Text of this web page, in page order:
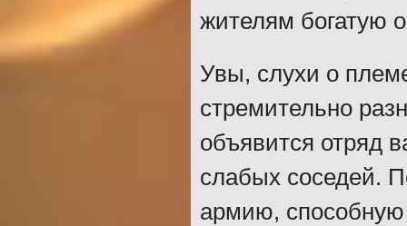
жителям богатую
Увы, слухи о
стремительно
объявится отряд
слабых соседей.
армию,